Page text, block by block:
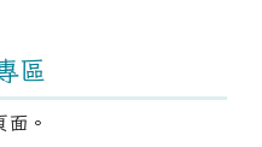
區
。